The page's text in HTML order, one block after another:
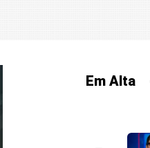
Em Alta